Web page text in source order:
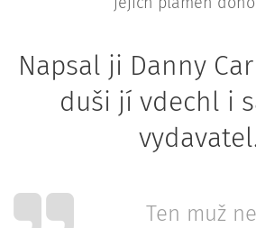
Napsal ji Danny
duši jí vdechl i
Ten muž